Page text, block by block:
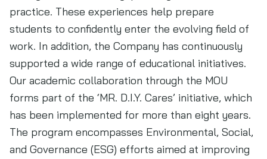
practice. These experiences help prepare
students to confidently enter the evolving field of
work. In addition, the Company has continuously
supported a wide range of educational initiatives.
Our academic collaboration through the MOU
forms part of the ‘MR. D.I.Y. Cares’ initiative, which
has been implemented for more than eight years.
The program encompasses Environmental, Social,
and Governance (ESG) efforts aimed at improving